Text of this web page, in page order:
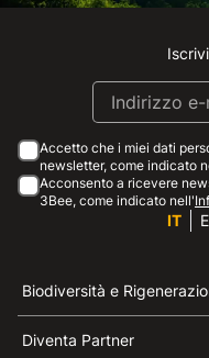
Accetto che i miei dati
newsletter, come indicato
Acconsento a ricevere
3Bee, come indicato nell'
IT
Biodiversità e
Diventa Partner